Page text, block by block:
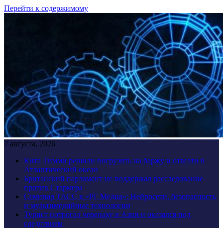
Перейти к содержимому
7 августа, 2026
Кита Тимми решили погрузить на баржу и отвезти в
Атлантический океан
Британский парламент не поддержал расследование
против Стармера
Семинар ТАСС в «РГ Медиа»: Нейросети, безопасность
и мультимедийные технологии
Турист потрогал черепаху в Азии и оказался под
следствием